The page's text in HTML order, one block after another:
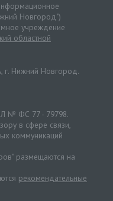
Новгород")
учреждение
областной
г. Нижний Новгород.
№ ФС 77 - 79798.
в сфере связи,
коммуникаций
размещаются на
рекомендательные